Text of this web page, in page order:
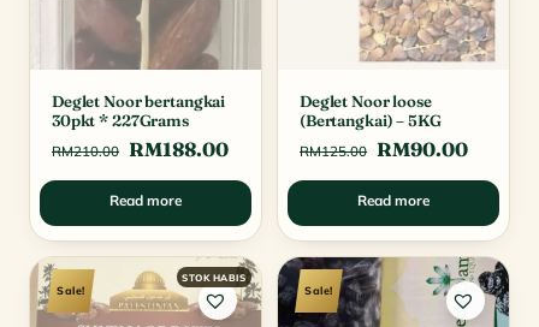
Deglet Noor bertangkai
30pkt * 227Grams
RM210.00 Original
price
was:
RM210.00.
RM188.00Current
price
RM188.00.
Read more
Deglet Noor loose
(Bertangkai) – 5KG
RM125.00 Original
price
was:
RM125.00.
RM90.00
price
Read more
Sale! Sale!